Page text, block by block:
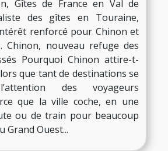
Gîtes de France en Val de
des gîtes en Touraine,
renforcé pour Chinon et
Chinon, nouveau refuge des
Pourquoi Chinon attire-t-
que tant de destinations se
des voyageurs
que la ville coche, en une
ou de train pour beaucoup
Grand Ouest...